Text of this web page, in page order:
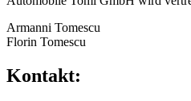
Armanni Tomescu
Florin Tomescu
Kontakt: